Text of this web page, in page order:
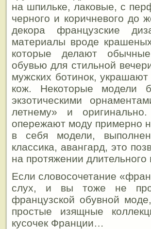
на шпильке, лаковые, с
черного и коричневого до
декора французские
материалы вроде
которые делают
обувью для стильной
мужских ботинок,
кож. Некоторые модели
экзотическими
летнему» и
опережают моду примерно
в себя модели,
классика, авангард, это
на протяжении длительного
Если словосочетание
слух, и вы тоже не
французской обувной
простые изящные
кусочек Франции…